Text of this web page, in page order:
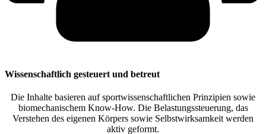
Wissenschaftlich gesteuert und betreut
Die Inhalte basieren auf sportwissenschaftlichen Prinzipien sowie
biomechanischem Know-How. Die Belastungssteuerung, das
Verstehen des eigenen Körpers sowie Selbstwirksamkeit werden
aktiv geformt.